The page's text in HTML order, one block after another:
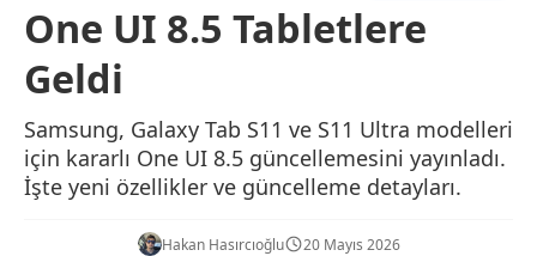
One UI 8.5 Tabletlere
Geldi
Samsung, Galaxy Tab S11 ve S11 Ultra modelleri
için kararlı One UI 8.5 güncellemesini yayınladı.
İşte yeni özellikler ve güncelleme detayları.
Hakan Hasırcıoğlu 20 Mayıs 2026